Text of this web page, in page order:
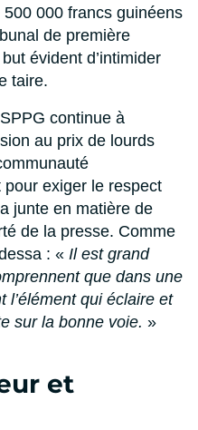
000 francs guinéens
de première
évident d’intimider
taire.
continue à
au prix de lourds
exiger le respect
junte en matière de
de la presse. Comme
: « Il est grand
que dans une
l’élément qui éclaire et
sur la bonne voie. »
et